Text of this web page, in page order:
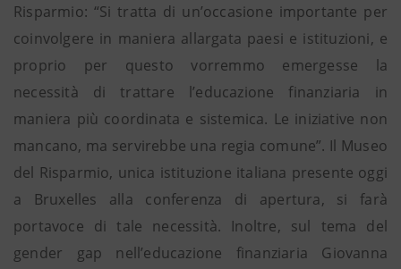
Risparmio: “Si tratta di un’occasione importante per
coinvolgere in maniera allargata paesi e istituzioni, e
proprio per questo vorremmo emergesse la
necessità di trattare l’educazione finanziaria in
maniera più coordinata e sistemica. Le iniziative non
mancano, ma servirebbe una regia comune”. Il Museo
del Risparmio, unica istituzione italiana presente oggi
a Bruxelles alla conferenza di apertura, si farà
portavoce di tale necessità. Inoltre, sul tema del
gender gap nell’educazione finanziaria Giovanna